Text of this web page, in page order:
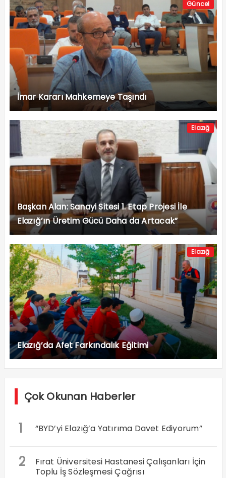
Güncel
İmar Kararı Mahkemeye Taşındı
Elazığ
Başkan Alan: Sanayi Sitesi 1. Etap Projesi İle
Elazığ’ın Üretim Gücü Daha da Artacak”
Elazığ
Elazığ’da Afet Farkındalık Eğitimi
Çok Okunan Haberler
1 “BYD’yi Elazığ’a Yatırıma Davet Ediyorum”
2
Fırat Üniversitesi Hastanesi Çalışanları İçin
Toplu İş Sözleşmesi Çağrısı